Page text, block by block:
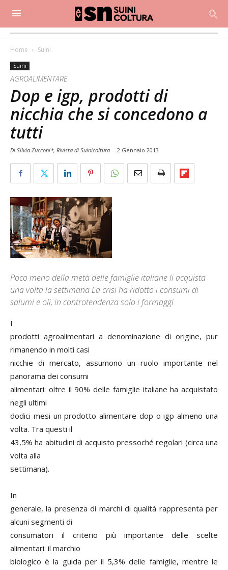
Home Suini
Suini
AGROALIMENTARE
Dop e igp, prodotti di
nicchia che si concedono a
tutti
Di Silvia Zucconi*, Rivista di Suinicoltura - 2 Gennaio 2013
Poco meno della metà delle famiglie italiane li acquista
una volta la settimana La crisi ha ridotto i consumi di
salumi e oli, in controtendenza solo i formaggi
I
prodotti agroalimentari a denominazione di origine, pur
rimanendo in molti casi
nicchie di mercato, assumono un ruolo importante nel
panorama dei consumi
alimentari: oltre il 90% delle famiglie italiane ha acquistato
negli ultimi
dodici mesi un prodotto alimentare dop o igp almeno una
volta. Tra questi il
43,5% ha abitudini di acquisto pressoché regolari (circa una
volta alla
settimana).
In
generale, la presenza di marchi di qualità rappresenta per
alcuni segmenti di
consumatori il criterio più importante delle scelte
alimentari: il marchio
biologico è la guida per il 5,3% delle famiglie, mentre le